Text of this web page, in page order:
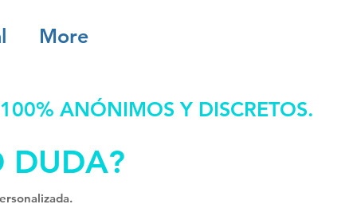
More
ANÓNIMOS Y DISCRETOS.
DUDA?